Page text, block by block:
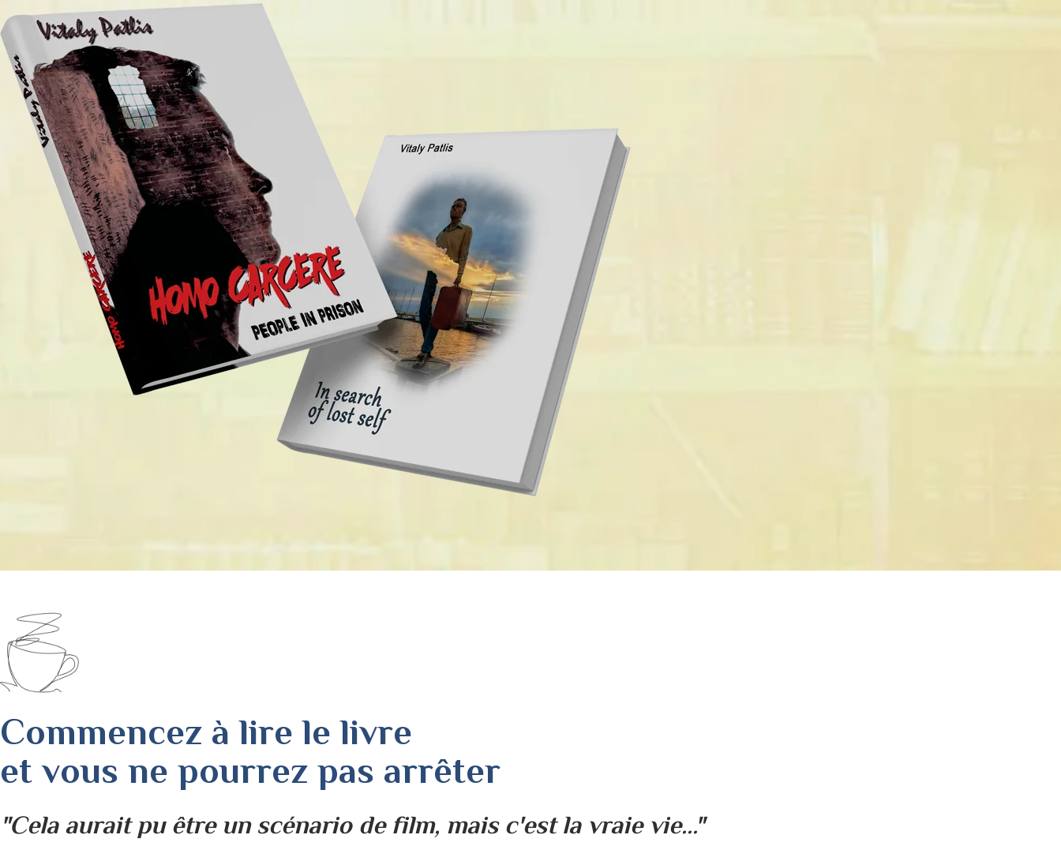
Commencez à lire le livre
et vous ne pourrez pas arrêter
"Сela aurait pu être un scénario de film, mais c'est la vraie vie..."